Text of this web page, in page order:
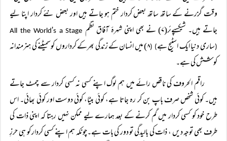
وقت گزرنے کے ساتھ ساتھ بعض کردار ختم ہو جاتے ہیں اور بعض نئے کردار اپنا لیے
جاتے ہیں۔ شیکسپےئر(۷) نے بھی اپنی شہرۂ آفاق نظم
's a Stage
(ساری دنیا ایک اسٹیج ہے) ( ۸) میں انسان کے زندگی بھرکے کرداروں کوسمیٹنے کی ہنرمندانہ
کو شش کی ہے۔
راقم الحروف کی ناقص رائے میں ہم لوگ اپنے کسی نہ کسی کردار سے چمٹ جاتے
ہیں۔ کوئی شخص صرف باپ بن کر رہ جاتا ہے، کوئی بیٹا، کوئی دوست اور کوئی بھائی۔ اس
طرح خود کو کسی کردار میں گم کرنے کے بعد ہمارے لیے ممکن نہیں رہتا کہ اپنی ذات کی
طرف بھی توجہ دیں ، ذات کی بالیدگی تو دور کی بات ہے۔چونکہ ہم اپنے کسی کردار کو ہی حرزِ